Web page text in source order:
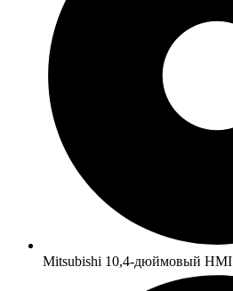
Mitsubishi 10,4-дюймовый HMI